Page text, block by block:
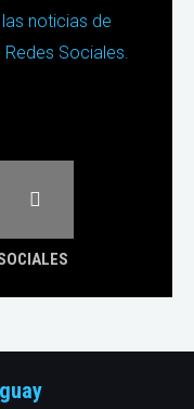
noticias de
Redes Sociales.
i
n
e
d